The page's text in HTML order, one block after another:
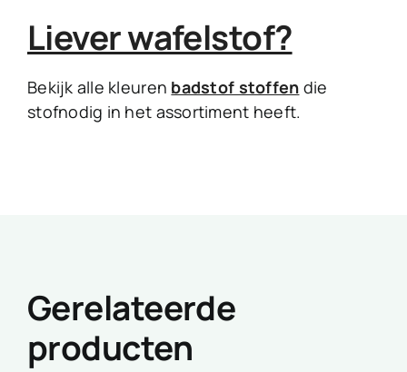
Liever wafelstof?
Bekijk alle kleuren badstof stoffen die
stofnodig in het assortiment heeft.
Gerelateerde
producten